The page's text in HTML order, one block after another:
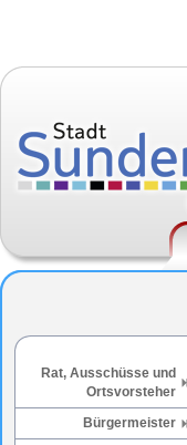
Rat, Ausschüsse und
Ortsvorsteher
Bürgermeister